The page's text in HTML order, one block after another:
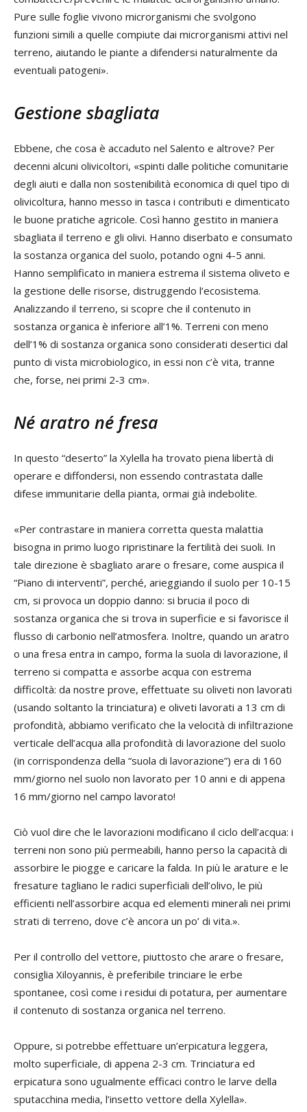
Pure sulle foglie vivono microrganismi che svolgono
funzioni simili a quelle compiute dai microrganismi attivi nel
terreno, aiutando le piante a difendersi naturalmente da
eventuali patogeni».
Gestione sbagliata
Ebbene, che cosa è accaduto nel Salento e altrove? Per
decenni alcuni olivicoltori, «spinti dalle politiche comunitarie
degli aiuti e dalla non sostenibilità economica di quel tipo di
olivicoltura, hanno messo in tasca i contributi e dimenticato
le buone pratiche agricole. Così hanno gestito in maniera
sbagliata il terreno e gli olivi. Hanno diserbato e consumato
la sostanza organica del suolo, potando ogni 4-5 anni.
Hanno semplificato in maniera estrema il sistema oliveto e
la gestione delle risorse, distruggendo l’ecosistema.
Analizzando il terreno, si scopre che il contenuto in
sostanza organica è inferiore all’1%. Terreni con meno
dell’1% di sostanza organica sono considerati desertici dal
punto di vista microbiologico, in essi non c’è vita, tranne
che, forse, nei primi 2-3 cm».
Né aratro né fresa
In questo “deserto” la Xylella ha trovato piena libertà di
operare e diffondersi, non essendo contrastata dalle
difese immunitarie della pianta, ormai già indebolite.
«Per contrastare in maniera corretta questa malattia
bisogna in primo luogo ripristinare la fertilità dei suoli. In
tale direzione è sbagliato arare o fresare, come auspica il
“Piano di interventi”, perché, arieggiando il suolo per 10-15
cm, si provoca un doppio danno: si brucia il poco di
sostanza organica che si trova in superficie e si favorisce il
flusso di carbonio nell’atmosfera. Inoltre, quando un aratro
o una fresa entra in campo, forma la suola di lavorazione, il
terreno si compatta e assorbe acqua con estrema
difficoltà: da nostre prove, effettuate su oliveti non lavorati
(usando soltanto la trinciatura) e oliveti lavorati a 13 cm di
profondità, abbiamo verificato che la velocità di infiltrazione
verticale dell’acqua alla profondità di lavorazione del suolo
(in corrispondenza della “suola di lavorazione”) era di 160
mm/giorno nel suolo non lavorato per 10 anni e di appena
16 mm/giorno nel campo lavorato!
Ciò vuol dire che le lavorazioni modificano il ciclo dell’acqua: i
terreni non sono più permeabili, hanno perso la capacità di
assorbire le piogge e caricare la falda. In più le arature e le
fresature tagliano le radici superficiali dell’olivo, le più
efficienti nell’assorbire acqua ed elementi minerali nei primi
strati di terreno, dove c’è ancora un po’ di vita.».
Per il controllo del vettore, piuttosto che arare o fresare,
consiglia Xiloyannis, è preferibile trinciare le erbe
spontanee, così come i residui di potatura, per aumentare
il contenuto di sostanza organica nel terreno.
Oppure, si potrebbe effettuare un’erpicatura leggera,
molto superficiale, di appena 2-3 cm. Trinciatura ed
erpicatura sono ugualmente efficaci contro le larve della
sputacchina media, l’insetto vettore della Xylella».